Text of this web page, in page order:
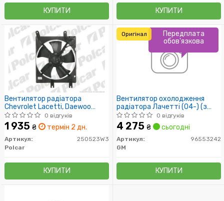
КУПИТИ КУПИТИ
Вентилятор радіатора
Chevrolet Lacetti, Daewoo
Nubira 1.4-2.0D 05.03-
0 відгуків
1 935 ₴ термін 2 дн.
Артикул:
250523W3
Polcar
КУПИТИ
Вентилятор охолодження
радіатора Лачетті (04-) (з
кожухом)) GM0 відгуків
4 275 ₴ сьогодні
Артикул:
96553242
GM
КУПИТИ
Передплата
обов'язкова
Оригінал